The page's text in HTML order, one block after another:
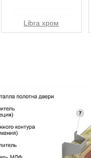
Libra хром